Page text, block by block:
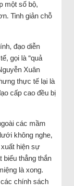
một số bộ,
Tinh giản chỗ
đạo diễn
gọi là “quả
Xuân
thực tế lại là
cấp cao đều bị
các mầm
không nghe,
hiện sự
biểu thẳng thắn
là xong.
chính sách